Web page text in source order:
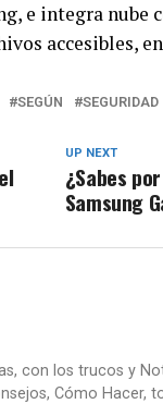
e integra nube
accesibles,
SEGÚN SEGURIDAD
UP NEXT
¿Sabes
Samsung
con los trucos y
Cómo Hacer,